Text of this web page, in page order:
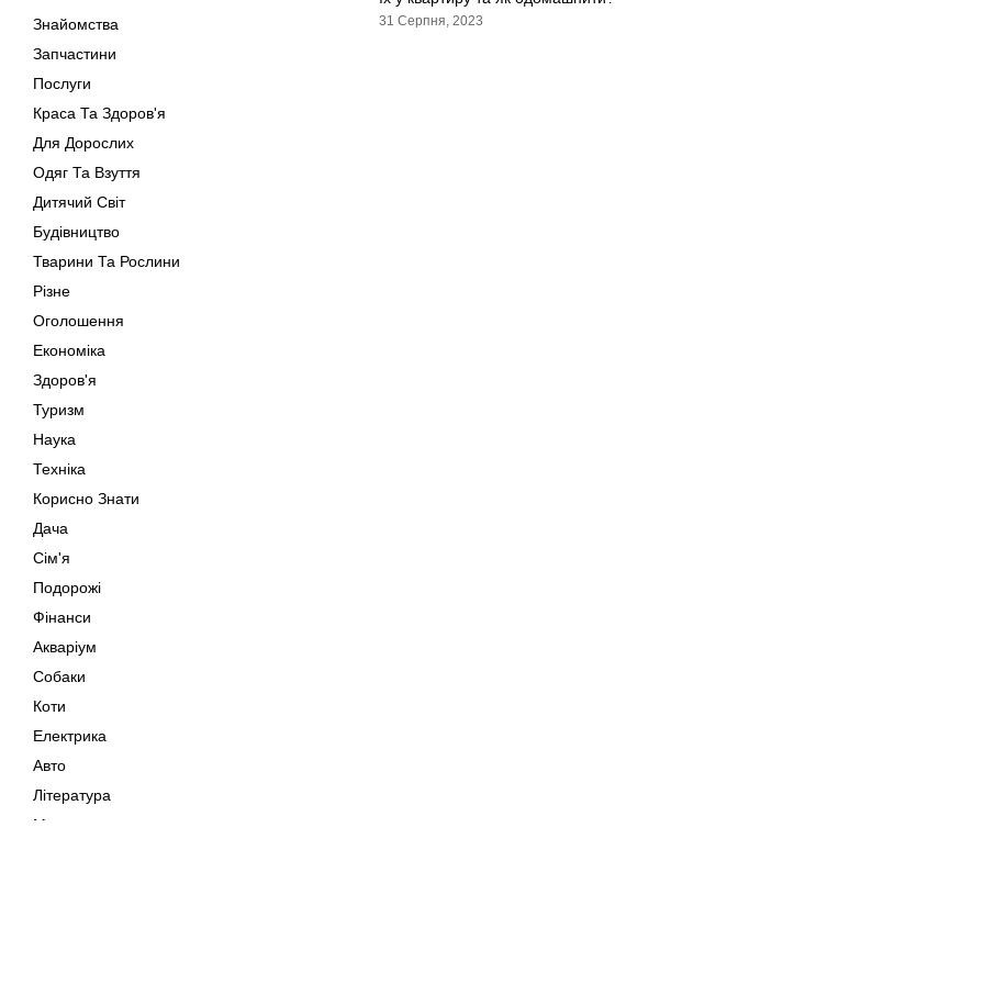
Знайомства
Запчастини
Послуги
Краса Та Здоров'я
Для Дорослих
Одяг Та Взуття
Дитячий Світ
Будівництво
Тварини Та Рослини
Різне
Оголошення
Економіка
Здоров'я
Туризм
Наука
Техніка
Корисно Знати
Дача
Сім'я
Подорожі
Фінанси
Акваріум
Собаки
Коти
Електрика
Авто
Література
Музика
31 Серпня, 2023